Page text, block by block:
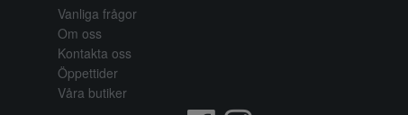
Vanliga frågor
Om oss
Kontakta oss
Öppettider
Våra butiker